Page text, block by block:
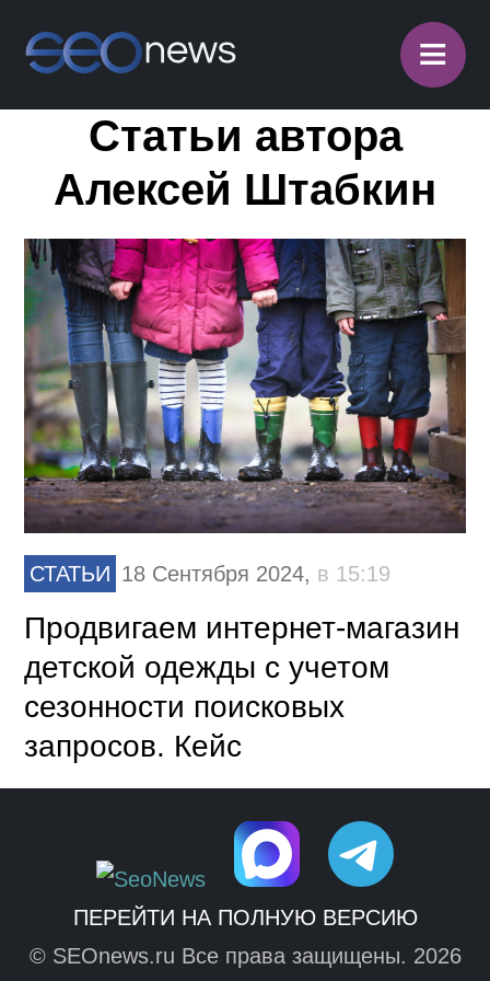
≡
Статьи автора
Алексей Штабкин
СТАТЬИ 18 Сентября 2024, в 15:19
Продвигаем интернет-магазин
детской одежды с учетом
сезонности поисковых
запросов. Кейс
ПЕРЕЙТИ НА ПОЛНУЮ ВЕРСИЮ
© SEOnews.ru Все права защищены. 2026